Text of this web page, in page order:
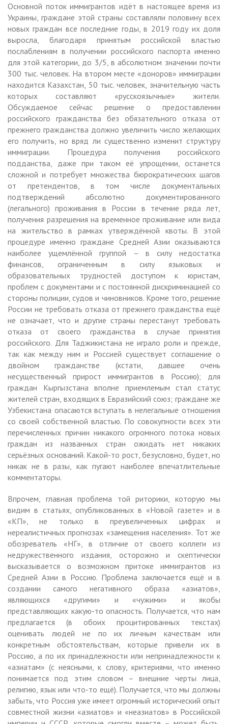
Основной поток иммигрантов идёт в настоящее время из
Украины, граждане этой страны составляли половину всех
новых граждан все последние годы, в 2019 году их доля
выросла, благодаря принятым российской властью
послаблениям в получении российского паспорта именно
для этой категории, до 3/5, в абсолютном значении почти
300 тыс. человек. На втором месте «доноров» иммиграции
находится Казахстан, 50 тыс. человек, значительную часть
которых составляют «русскоязычные» жители.
Обсуждаемое сейчас решение о предоставлении
российского гражданства без обязательного отказа от
прежнего гражданства должно увеличить число желающих
его получить, но вряд ли существенно изменит структуру
иммиграции. Процедура получения российского
подданства, даже при таком её упрощении, останется
сложной и потребует множества бюрократических шагов
от претендентов, в том числе документальных
подтверждений абсолютно документированного
(легального) проживания в России в течение ряда лет,
получения разрешения на временное проживание или вида
на жительство в рамках утверждённой квоты. В этой
процедуре именно граждане Средней Азии оказываются
наиболее ущемлённой группой – в силу недостатка
финансов, ограниченным в силу языковых и
образовательных трудностей доступом к юристам,
проблем с документами и с постоянной дискриминацией со
стороны полиции, судов и чиновников. Кроме того, решение
России не требовать отказа от прежнего гражданства ещё
не означает, что и другие страны перестанут требовать
отказа от своего гражданства в случае принятия
российского. Для Таджикистана не играло роли и прежде,
так как между ним и Россией существует соглашение о
двойном гражданстве (кстати, давшее очень
несущественный прирост иммигрантов в Россию); для
граждан Кыргызстана вполне приемлемым стал статус
жителей стран, входящих в Евразийский союз; граждане же
Узбекистана опасаются вступать в нелегальные отношения
со своей собственной властью. По совокупности всех эти
перечисленных причин никакого огромного потока новых
граждан из названных стран ожидать нет никаких
серьёзных оснований. Какой-то рост, безусловно, будет, но
никак не в разы, как пугают наиболее впечатлительные
комментаторы.
Впрочем, главная проблема той риторики, которую мы
видим в статьях, опубликованных в «Новой газете» и в
«КП», не только в преувеличенных цифрах и
нереалистичных прогнозах «замещения населения». Тот же
обозреватель «НГ», в отличие от своего коллеги из
недружественного издания, осторожно и скептически
высказывается о возможном притоке иммигрантов из
Средней Азии в Россию. Проблема заключается ещё и в
создании самого негативного образа «азиатов»,
являющихся «другими» и «чужими» и якобы
представляющих какую-то опасность. Получается, что нам
предлагается (в обоих процитированных текстах)
оценивать людей не по их личным качествам или
конкретным обстоятельствам, которые привели их в
Россию, а по их принадлежности или непринадлежности к
«азиатам» (с неясными, к слову, критериями, что именно
понимается под этим словом – внешние черты лица,
религию, язык или что-то ещё). Получается, что мы должны
забыть, что Россия уже имеет огромный исторический опыт
совместной жизни «азиатов» и «неазиатов» в Российской